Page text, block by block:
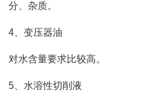
分、杂质。
4、变压器油
对水含量要求比较高。
5、水溶性切削液